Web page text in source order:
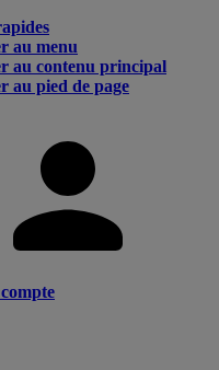
au menu
au contenu principal
au pied de page